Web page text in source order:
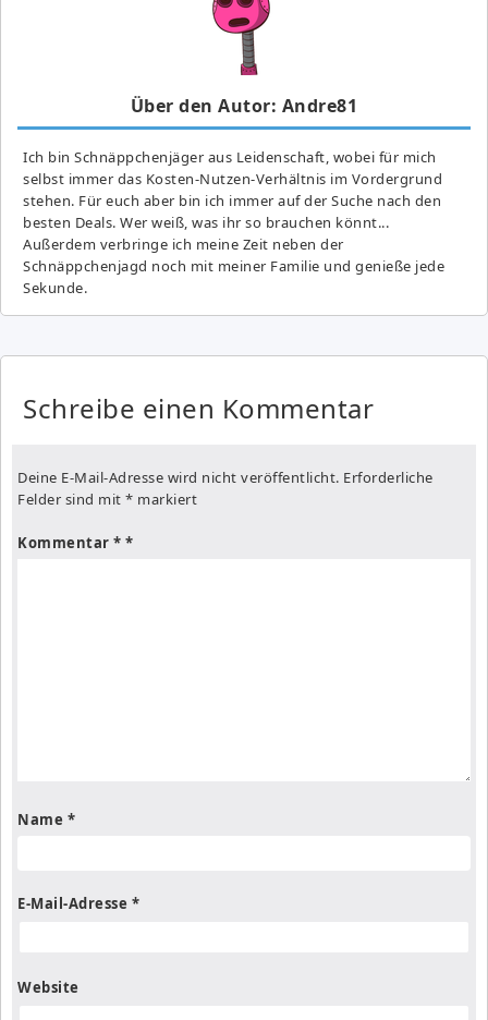
Über den Autor: Andre81
Ich bin Schnäppchenjäger aus Leidenschaft, wobei für mich
selbst immer das Kosten-Nutzen-Verhältnis im Vordergrund
stehen. Für euch aber bin ich immer auf der Suche nach den
besten Deals. Wer weiß, was ihr so brauchen könnt...
Außerdem verbringe ich meine Zeit neben der
Schnäppchenjagd noch mit meiner Familie und genieße jede
Sekunde.
Schreibe einen Kommentar
Deine E-Mail-Adresse wird nicht veröffentlicht. Erforderliche
Felder sind mit * markiert
Kommentar *
Name *
E-Mail-Adresse *
Website